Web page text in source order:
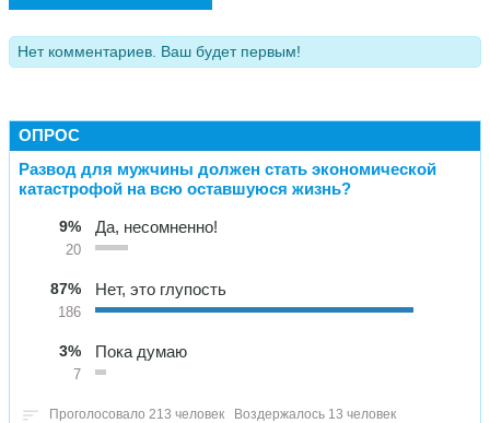
Нет комментариев. Ваш будет первым!
ОПРОС
Развод для мужчины должен стать экономической
катастрофой на всю оставшуюся жизнь?
9%
20
Да, несомненно!
87%
186
Нет, это глупость
3%
7
Пока думаю
Проголосовало 213 человек Воздержалось 13 человек